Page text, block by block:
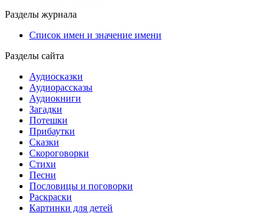
Разделы журнала
Список имен и значение имени
Разделы сайта
Аудиосказки
Аудиорассказы
Аудиокниги
Загадки
Потешки
Прибаутки
Сказки
Скороговорки
Стихи
Песни
Пословицы и поговорки
Раскраски
Картинки для детей